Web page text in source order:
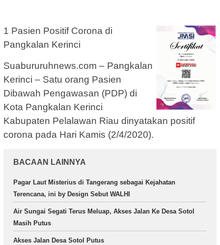
1 Pasien Positif Corona di
Pangkalan Kerinci
Suabururuhnews.com – Pangkalan
Kerinci – Satu orang Pasien
Dibawah Pengawasan (PDP) di
Kota Pangkalan Kerinci
Kabupaten Pelalawan Riau dinyatakan positif
corona pada Hari Kamis (2/4/2020).
BACAAN LAINNYA
Pagar Laut Misterius di Tangerang sebagai Kejahatan
Terencana, ini by Design Sebut WALHI
Air Sungai Segati Terus Meluap, Akses Jalan Ke Desa Sotol
Masih Putus
Akses Jalan Desa Sotol Putus